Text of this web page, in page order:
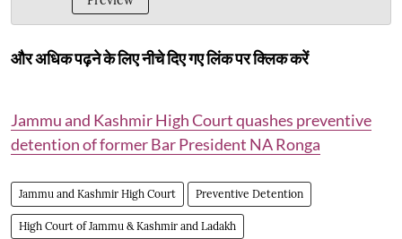
और अधिक पढ़ने के लिए नीचे दिए गए लिंक पर क्लिक करें
Jammu and Kashmir High Court quashes preventive
detention of former Bar President NA Ronga
Jammu and Kashmir High Court Preventive Detention
High Court of Jammu & Kashmir and Ladakh